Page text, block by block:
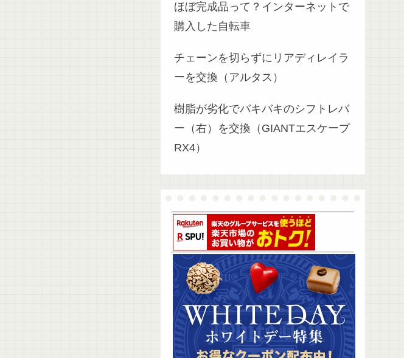
ほぼ完成品って？インターネットで
購入した自転車
チェーンを切らずにリアディレイラ
ーを交換（アルタス）
樹脂が劣化でバキバキのシフトレバ
ー（右）を交換（GIANTエスケープ
RX4）